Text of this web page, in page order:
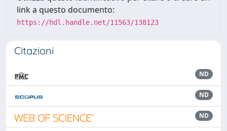
link a questo documento:
https://hdl.handle.net/11563/138123
Citazioni
ND
ND
ND